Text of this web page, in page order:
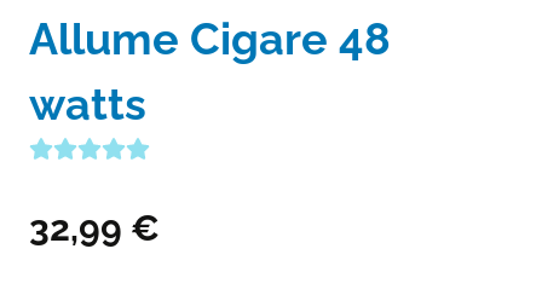
Allume Cigare 48
watts
32,99 €